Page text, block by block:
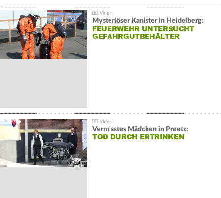
Mysteriöser Kanister in Heidelberg:
FEUERWEHR UNTERSUCHT
GEFAHRGUTBEHÄLTER
Vermisstes Mädchen in Preetz:
TOD DURCH ERTRINKEN